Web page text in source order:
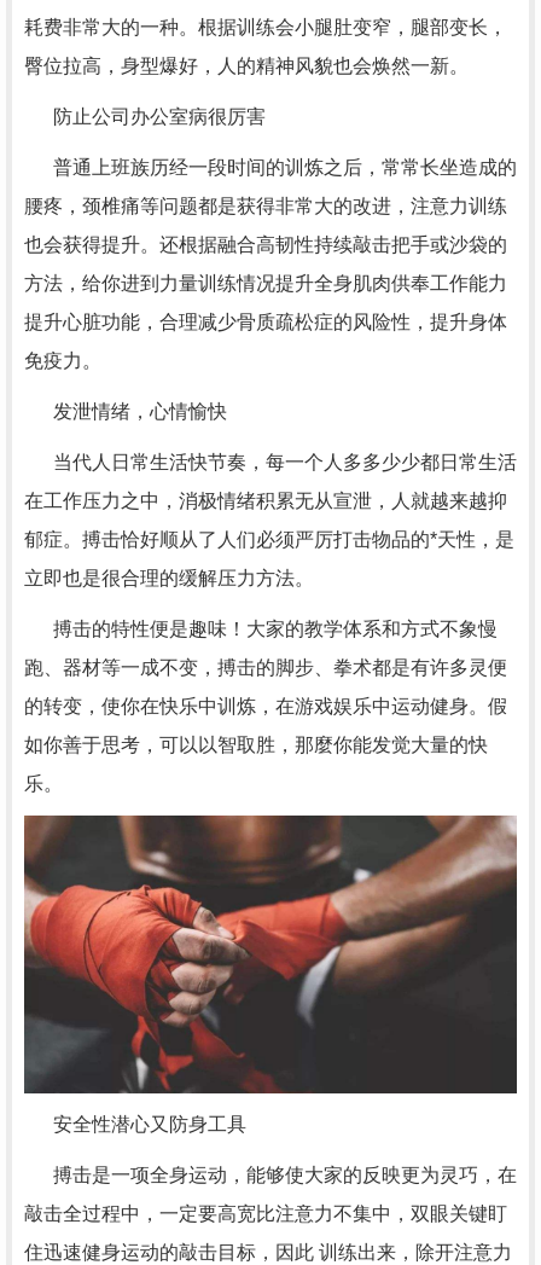
耗费非常大的一种。根据训练会小腿肚变窄，腿部变长，
臀位拉高，身型爆好，人的精神风貌也会焕然一新。
防止公司办公室病很厉害
普通上班族历经一段时间的训炼之后，常常长坐造成的
腰疼，颈椎痛等问题都是获得非常大的改进，注意力训练
也会获得提升。还根据融合高韧性持续敲击把手或沙袋的
方法，给你进到力量训练情况提升全身肌肉供奉工作能力
提升心脏功能，合理减少骨质疏松症的风险性，提升身体
免疫力。
发泄情绪，心情愉快
当代人日常生活快节奏，每一个人多多少少都日常生活
在工作压力之中，消极情绪积累无从宣泄，人就越来越抑
郁症。搏击恰好顺从了人们必须严厉打击物品的*天性，是
立即也是很合理的缓解压力方法。
搏击的特性便是趣味！大家的教学体系和方式不象慢
跑、器材等一成不变，搏击的脚步、拳术都是有许多灵便
的转变，使你在快乐中训炼，在游戏娱乐中运动健身。假
如你善于思考，可以以智取胜，那麼你能发觉大量的快
乐。
安全性潜心又防身工具
搏击是一项全身运动，能够使大家的反映更为灵巧，在
敲击全过程中，一定要高宽比注意力不集中，双眼关键盯
住迅速健身运动的敲击目标，因此 训练出来，除开注意力